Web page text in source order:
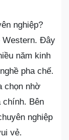
nghiệp?
Western. Đây
năm kinh
pha chế.
chọn nhờ
chính. Bên
nghiệp
vẻ.